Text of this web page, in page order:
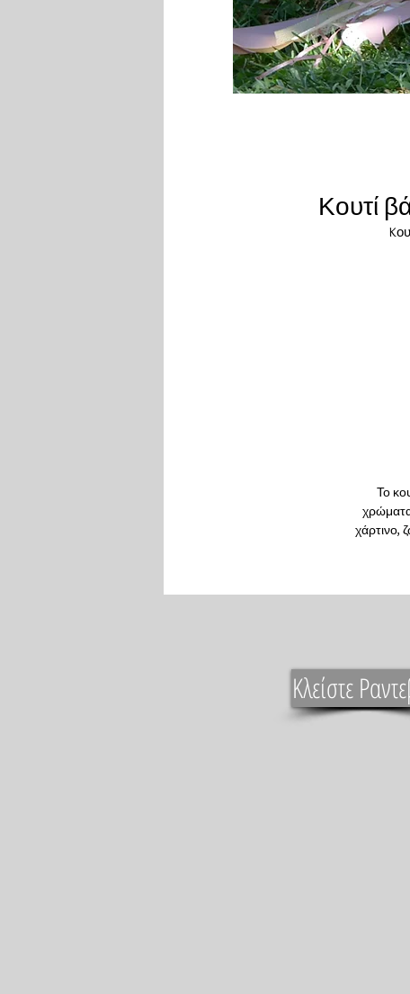
Κουτί
Το
χάρτινο,
Κλείστε